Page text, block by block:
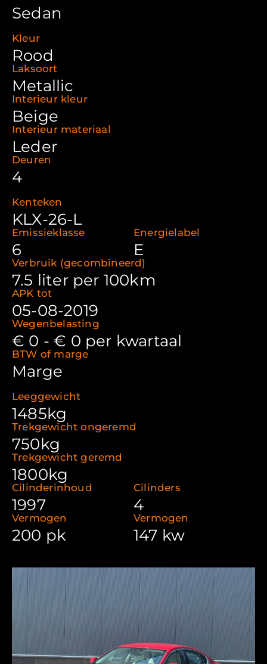
Sedan
Kleur
Rood
Laksoort
Metallic
Interieur kleur
Beige
Interieur materiaal
Leder
Deuren
4
Kenteken
KLX-26-L
Emissieklasse
6
Energielabel
E
Verbruik (gecombineerd)
7.5 liter per 100km
APK tot
05-08-2019
Wegenbelasting
€ 0 - € 0 per kwartaal
BTW of marge
Marge
Leeggewicht
1485kg
Trekgewicht ongeremd
750kg
Trekgewicht geremd
1800kg
Cilinderinhoud
1997
Cilinders
4
Vermogen
200 pk
Vermogen
147 kw